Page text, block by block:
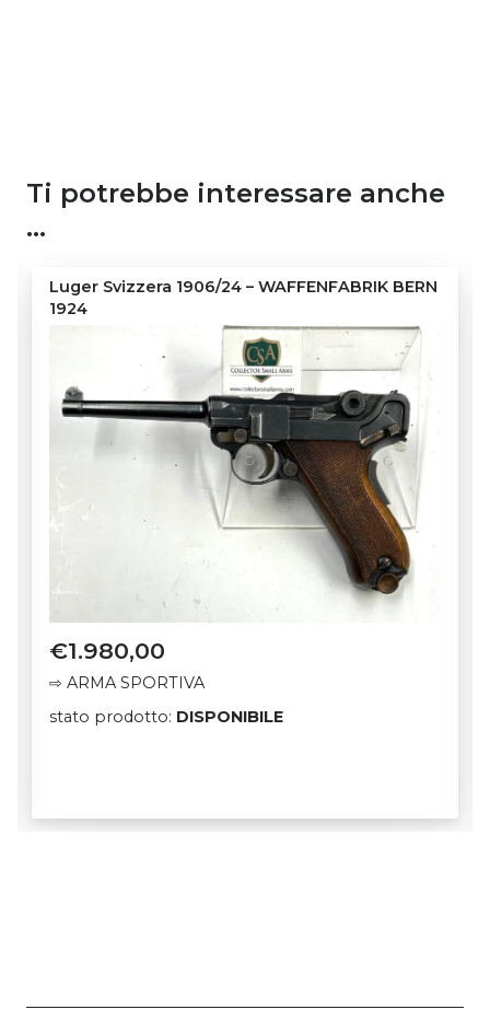
Ti potrebbe interessare anche
…
J.P. SAUER – SUHL Doppietta